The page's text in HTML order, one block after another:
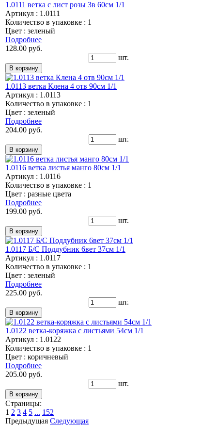
1.0111 ветка с лист розы 3в 60см 1/1
Артикул : 1.0111
Количество в упаковке : 1
Цвет : зеленый
Подробнее
128.00 руб.
шт.
1.0113 ветка Клена 4 отв 90см 1/1
Артикул : 1.0113
Количество в упаковке : 1
Цвет : зеленый
Подробнее
204.00 руб.
шт.
1.0116 ветка листья манго 80см 1/1
Артикул : 1.0116
Количество в упаковке : 1
Цвет : разные цвета
Подробнее
199.00 руб.
шт.
1.0117 Б/С Поддубник 6вет 37см 1/1
Артикул : 1.0117
Количество в упаковке : 1
Цвет : зеленый
Подробнее
225.00 руб.
шт.
1.0122 ветка-коряжка с листьями 54см 1/1
Артикул : 1.0122
Количество в упаковке : 1
Цвет : коричневый
Подробнее
205.00 руб.
шт.
Страницы:
1 2 3 4 5 ... 152
Предыдущая Следующая